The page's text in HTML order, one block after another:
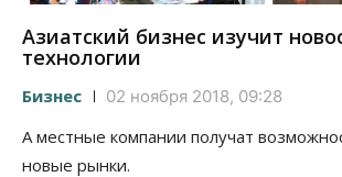
Азиатский бизнес изучит
технологии
Бизнес 02 ноября 2018, 09:28
А местные компании получат
новые рынки.